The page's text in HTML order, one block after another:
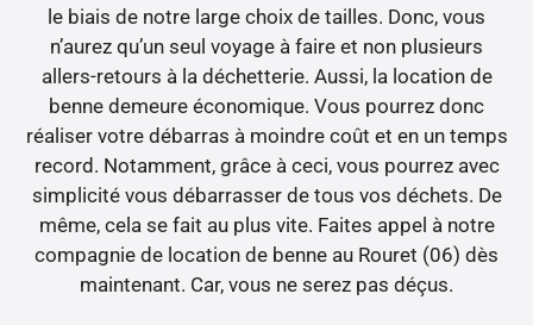
le biais de notre large choix de tailles. Donc, vous
n’aurez qu’un seul voyage à faire et non plusieurs
allers-retours à la déchetterie. Aussi, la location de
benne demeure économique. Vous pourrez donc
réaliser votre débarras à moindre coût et en un temps
record. Notamment, grâce à ceci, vous pourrez avec
simplicité vous débarrasser de tous vos déchets. De
même, cela se fait au plus vite. Faites appel à notre
compagnie de location de benne au Rouret (06) dès
maintenant. Car, vous ne serez pas déçus.